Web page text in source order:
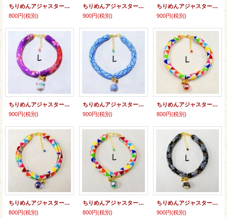
ちりめんアジャスター★とんぼ玉
800円(税別)
ちりめんアジャスター★招き猫
900円(税別)
ちりめんアジャスター★招き猫
900円(税別)
ちりめんアジャスター★招き猫
900円(税別)
ちりめんアジャスター★招き猫
900円(税別)
ちりめんアジャスター★とんぼ玉
800円(税別)
ちりめんアジャスター★とんぼ玉
800円(税別)
ちりめんアジャスター★とんぼ玉
800円(税別)
ちりめんアジャスター★招き猫
900円(税別)